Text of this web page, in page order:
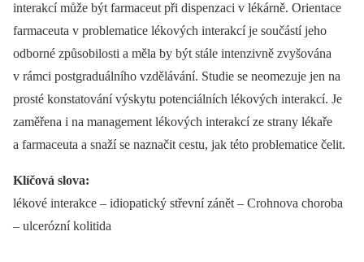
interakcí může být farmaceut při dispenzaci v lékárně. Orientace
farmaceuta v problematice lékových interakcí je součástí jeho
odborné způsobilosti a měla by být stále intenzivně zvyšována
v rámci postgraduálního vzdělávání. Studie se neomezuje jen na
prosté konstatování výskytu potenciálních lékových interakcí. Je
zaměřena i na management lékových interakcí ze strany lékaře
a farmaceuta a snaží se naznačit cestu, jak této problematice čelit.
Klíčová slova:
lékové interakce –⁠ idiopatický střevní zánět –⁠ Crohnova choroba
–⁠ ulcerózní kolitida